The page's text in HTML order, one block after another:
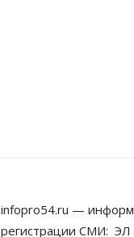
infopro54.ru —
регистрации СМИ: